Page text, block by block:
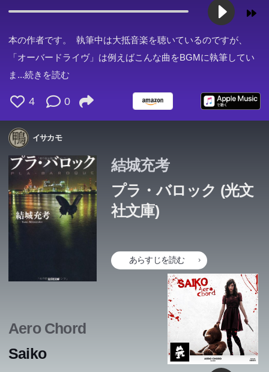
本の作者です。 執筆中は大抵音楽を聴いているのですが、
「オーバードライヴ」は例えばこんな曲をBGMに執筆してい
ま ...続きを読む
4 0
イサカモ
結城充考
プラ・バロック (光文
社文庫)
あらすじを読む
Aero Chord
Saiko